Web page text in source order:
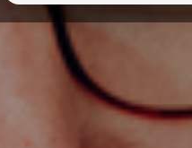
Dataskyddspolicy.
Nödvändiga
Analys